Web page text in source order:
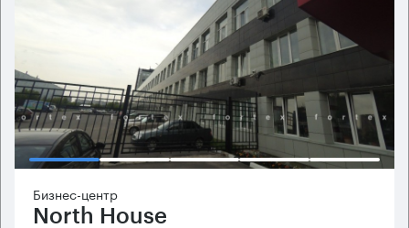
Бизнес-центр
North House